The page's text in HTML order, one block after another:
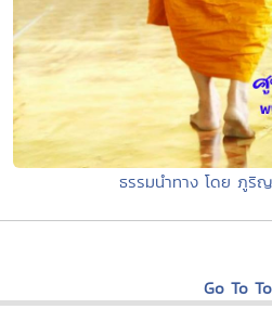
ธรรมนำทาง โดย ภูริ
Go To